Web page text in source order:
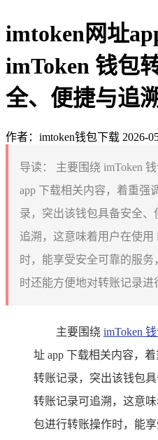
imtoken网址
imToken 钱包
全、便捷与追
作者：imtoken钱包下载 2026-
导读：
主要围绕 imToken
app 下载相关内容，着重强
录，突出该钱包具备安全
追溯，这意味着用户在使用
时，能享受安全可靠的服
时还能方便地对转账记录进
主要围绕 imToken
址 app 下载相关内容，
转账记录，突出该钱包
转账记录可追溯，这意
包进行转账操作时，能